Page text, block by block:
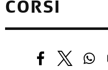
CORSI
Opens in a new
Opens in